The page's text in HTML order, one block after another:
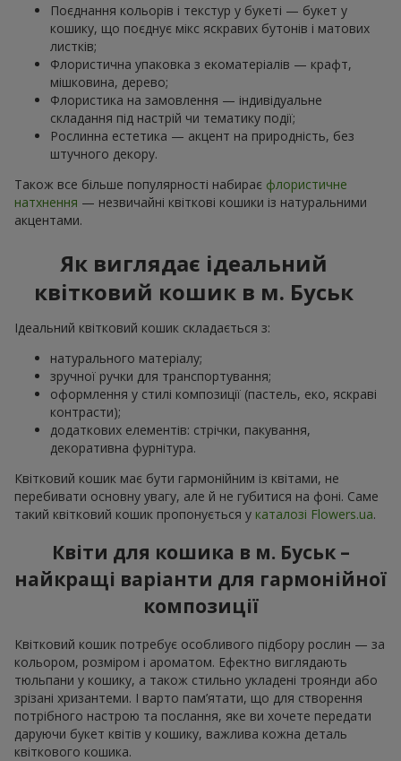
Поєднання кольорів і текстур у букеті — букет у
кошику, що поєднує мікс яскравих бутонів і матових
листків;
Флористична упаковка з екоматеріалів — крафт,
мішковина, дерево;
Флористика на замовлення — індивідуальне
складання під настрій чи тематику події;
Рослинна естетика — акцент на природність, без
штучного декору.
Також все більше популярності набирає флористичне
натхнення — незвичайні квіткові кошики із натуральними
акцентами.
Як виглядає ідеальний
квітковий кошик в м. Буськ
Ідеальний квітковий кошик складається з:
натурального матеріалу;
зручної ручки для транспортування;
оформлення у стилі композиції (пастель, еко, яскраві
контрасти);
додаткових елементів: стрічки, пакування,
декоративна фурнітура.
Квітковий кошик має бути гармонійним із квітами, не
перебивати основну увагу, але й не губитися на фоні. Саме
такий квітковий кошик пропонується у каталозі Flowers.ua.
Квіти для кошика в м. Буськ –
найкращі варіанти для гармонійної
композиції
Квітковий кошик потребує особливого підбору рослин — за
кольором, розміром і ароматом. Ефектно виглядають
тюльпани у кошику, а також стильно укладені троянди або
зрізані хризантеми. І варто пам’ятати, що для створення
потрібного настрою та послання, яке ви хочете передати
даруючи букет квітів у кошику, важлива кожна деталь
квіткового кошика.